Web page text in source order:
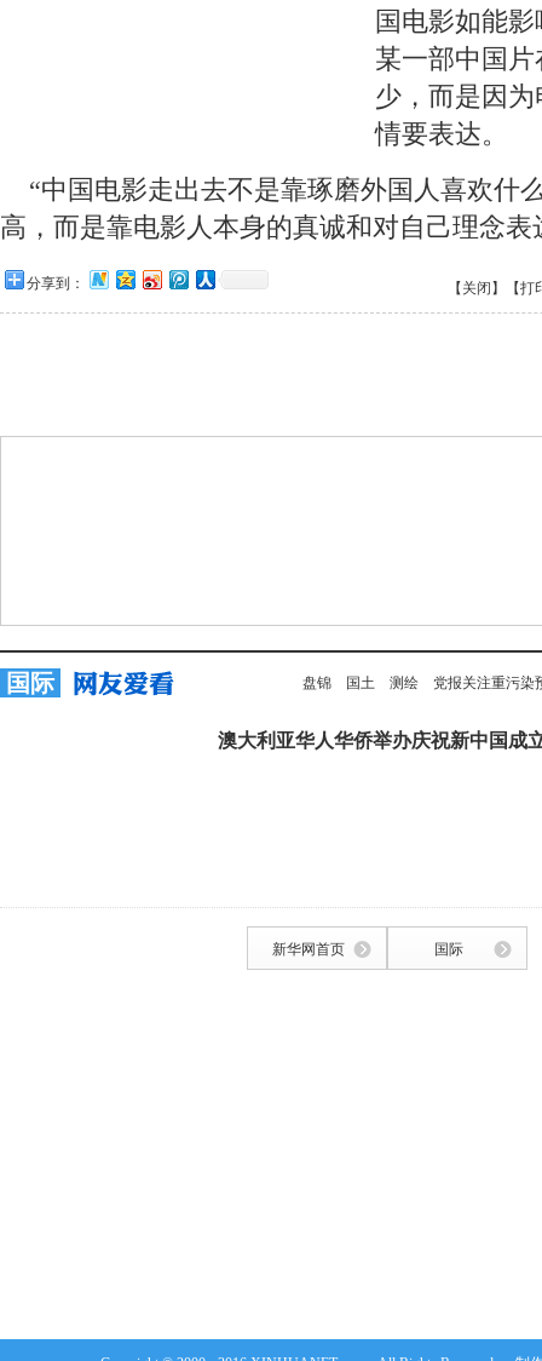
国电影如能
某一部中国
少，而是因
情要表达。
“中国电影走出去不是靠琢磨外国人喜欢什
高，而是靠电影人本身的真诚和对自己理念表
分享到： 【关闭】 【打
国际 盘锦 国土 测绘 党报关注重污染
澳大利亚华人华侨举办庆祝新中国成
新华网首页 国际